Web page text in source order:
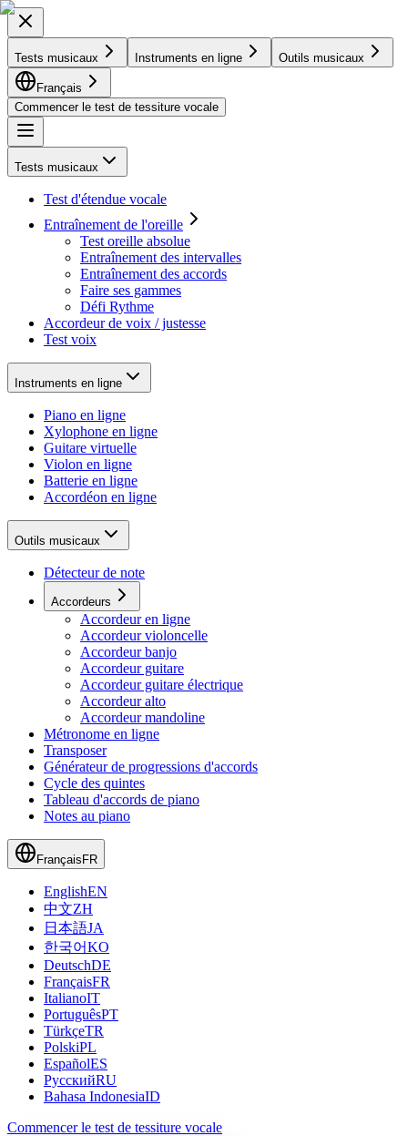
Tests musicaux Instruments en ligne Outils musicaux
Français
Commencer le test de tessiture vocale
Tests musicaux
Test d'étendue vocale
Entraînement de l'oreille
Test oreille absolue
Entraînement des intervalles
Entraînement des accords
Faire ses gammes
Défi Rythme
Accordeur de voix / justesse
Test voix
Instruments en ligne
Piano en ligne
Xylophone en ligne
Guitare virtuelle
Violon en ligne
Batterie en ligne
Accordéon en ligne
Outils musicaux
Détecteur de note
Accordeurs
Accordeur en ligne
Accordeur violoncelle
Accordeur banjo
Accordeur guitare
Accordeur guitare électrique
Accordeur alto
Accordeur mandoline
Métronome en ligne
Transposer
Générateur de progressions d'accords
Cycle des quintes
Tableau d'accords de piano
Notes au piano
Français FR
EnglishEN
中文ZH
日本語JA
한국어KO
DeutschDE
FrançaisFR
ItalianoIT
PortuguêsPT
TürkçeTR
PolskiPL
EspañolES
РусскийRU
Bahasa IndonesiaID
Commencer le test de tessiture vocale